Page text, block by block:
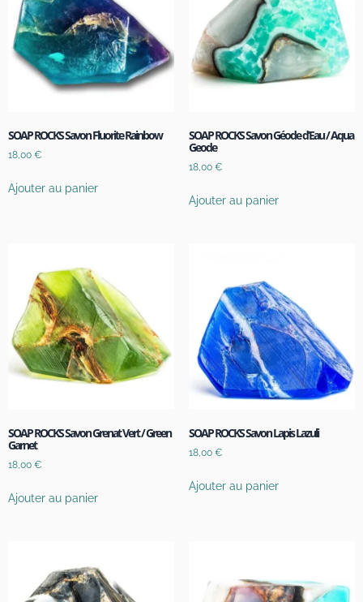
SOAP ROCKS Savon Fluorite Rainbow
18,00 €
Ajouter au panier
SOAP ROCKS Savon Géode d’Eau / Aqua
Geode
18,00 €
Ajouter au panier
SOAP ROCKS Savon Grenat Vert / Green
Garnet
18,00 €
Ajouter au panier
SOAP ROCKS Savon Lapis Lazuli
18,00 €
Ajouter au panier